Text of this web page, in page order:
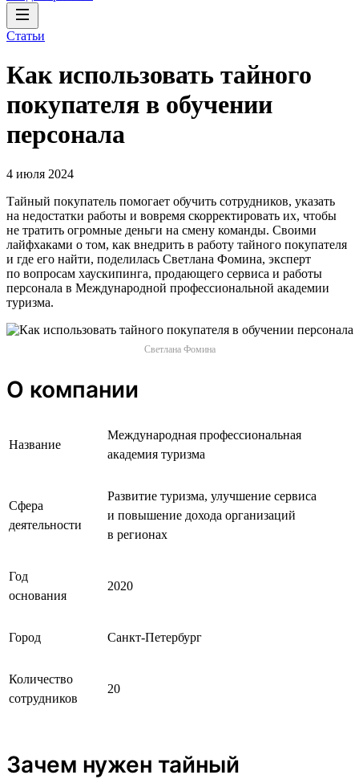
Статьи
Как использовать тайного
покупателя‎ в обучении
персонала
4 июля 2024
Тайный покупатель помогает обучить сотрудников, указать
на недостатки работы и вовремя скорректировать их, чтобы
не тратить огромные деньги на смену команды. Своими
лайфхаками о том, как внедрить в работу тайного покупателя
и где его найти, поделилась Светлана Фомина, эксперт
по вопросам хаускипинга, продающего сервиса и работы
персонала в Международной профессиональной академии
туризма.
Светлана Фомина
О компании
Название
Международная профессиональная
академия туризма
Сфера
деятельности
Развитие туризма, улучшение сервиса
и повышение дохода организаций
в регионах
Год
основания
2020
Город Санкт-Петербург
Количество
сотрудников
20
Зачем нужен тайный